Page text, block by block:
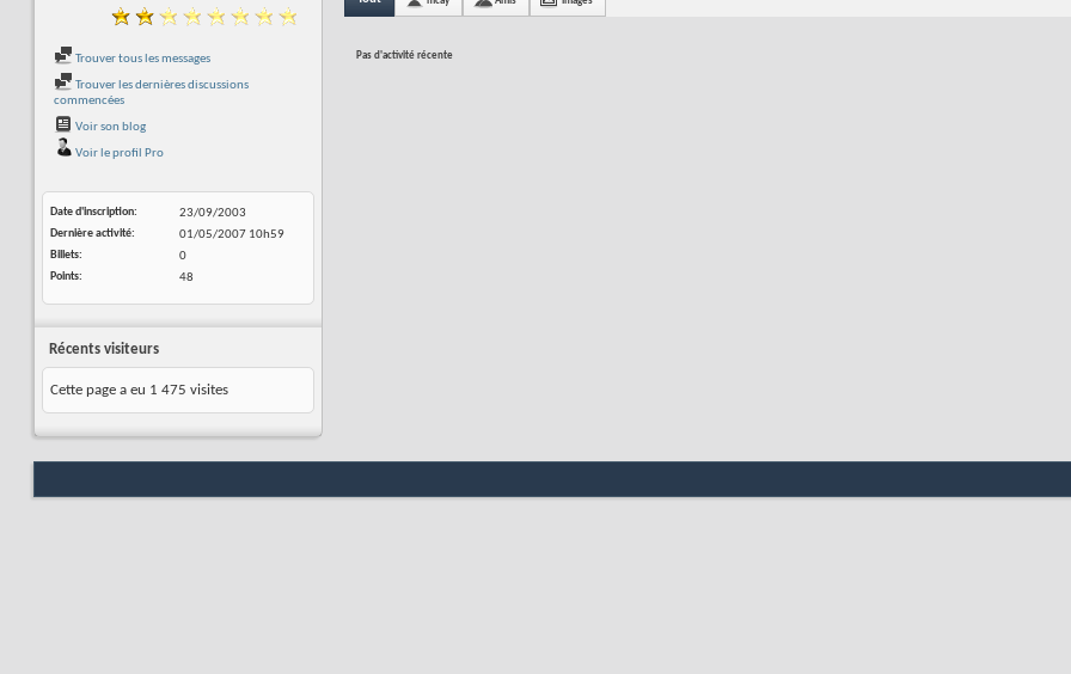
Trouver tous les messages
Trouver les dernières discussions
commencées
Voir son blog
Voir le profil Pro
Date d'inscription
23/09/2003
Dernière activité
01/05/2007 10h59
Billets
0
Points
48
Récents visiteurs
Cette page a eu 1 475 visites
Pas d'activité récente